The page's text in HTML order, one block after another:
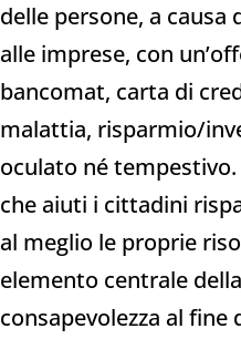
delle persone, a
alle imprese, con
bancomat, carta di
malattia, risparmio/
oculato né
che aiuti i cittadini
al meglio le proprie
elemento centrale
consapevolezza al